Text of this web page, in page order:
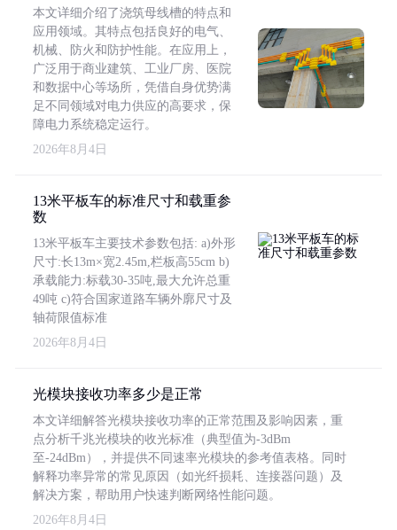
本文详细介绍了浇筑母线槽的特点和
应用领域。其特点包括良好的电气、
机械、防火和防护性能。在应用上，
广泛用于商业建筑、工业厂房、医院
和数据中心等场所，凭借自身优势满
足不同领域对电力供应的高要求，保
障电力系统稳定运行。
2026年8月4日
13米平板车的标准尺寸和载重参
数
13米平板车主要技术参数包括: a)外形
尺寸:长13m×宽2.45m,栏板高55cm b)
承载能力:标载30-35吨,最大允许总重
49吨 c)符合国家道路车辆外廓尺寸及
轴荷限值标准
2026年8月4日
光模块接收功率多少是正常
本文详细解答光模块接收功率的正常范围及影响因素，重
点分析千兆光模块的收光标准（典型值为-3dBm
至-24dBm），并提供不同速率光模块的参考值表格。同时
解释功率异常的常见原因（如光纤损耗、连接器问题）及
解决方案，帮助用户快速判断网络性能问题。
2026年8月4日